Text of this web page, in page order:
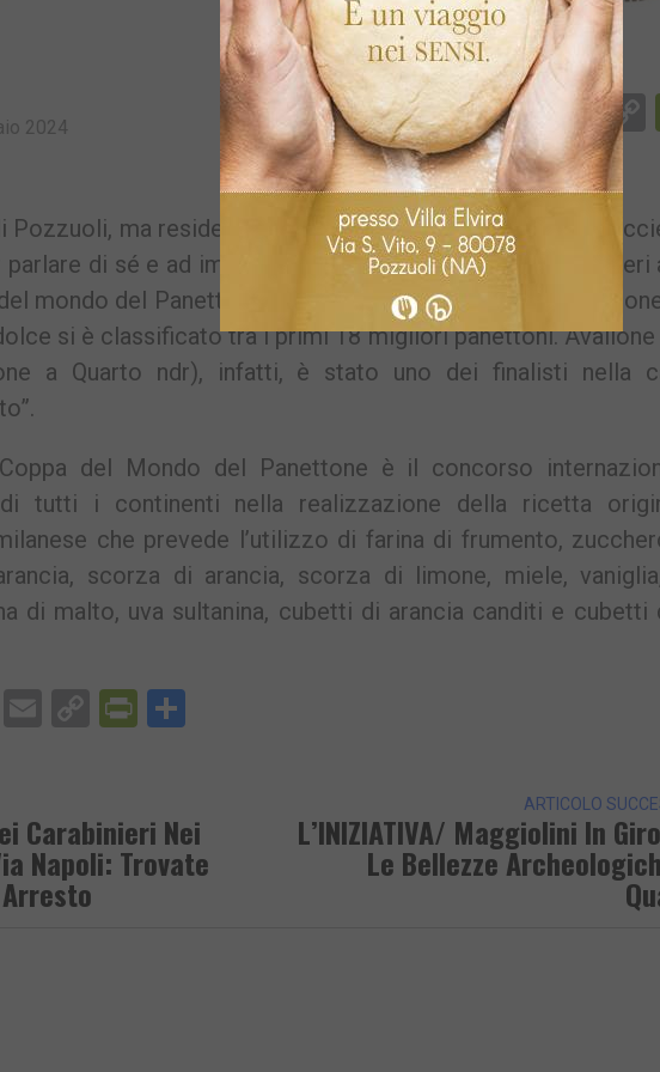
2024 Facebook
Messenger
WhatsApp
Telegram
X
Pozzuoli, ma residente a Quarto dagli anni Ottanta, il
di sé e ad imporsi sulla scena dolciaria mondiale. Ieri
mondo del Panettone, è stato premiato dopo una
si è classificato tra i primi 18 migliori panettoni.
a Quarto ndr), infatti, è stato uno dei finalisti nella
del Mondo del Panettone è il concorso
tutti i continenti nella realizzazione della ricetta
che prevede l’utilizzo di farina di frumento,
scorza di arancia, scorza di limone, miele,
di malto, uva sultanina, cubetti di arancia canditi e cubetti
X EmailCopyPrintFriendly
Carabinieri Nei
Napoli: Trovate
ARTICOLO
L’INIZIATIVA/ Maggiolini In
Le Bellezze